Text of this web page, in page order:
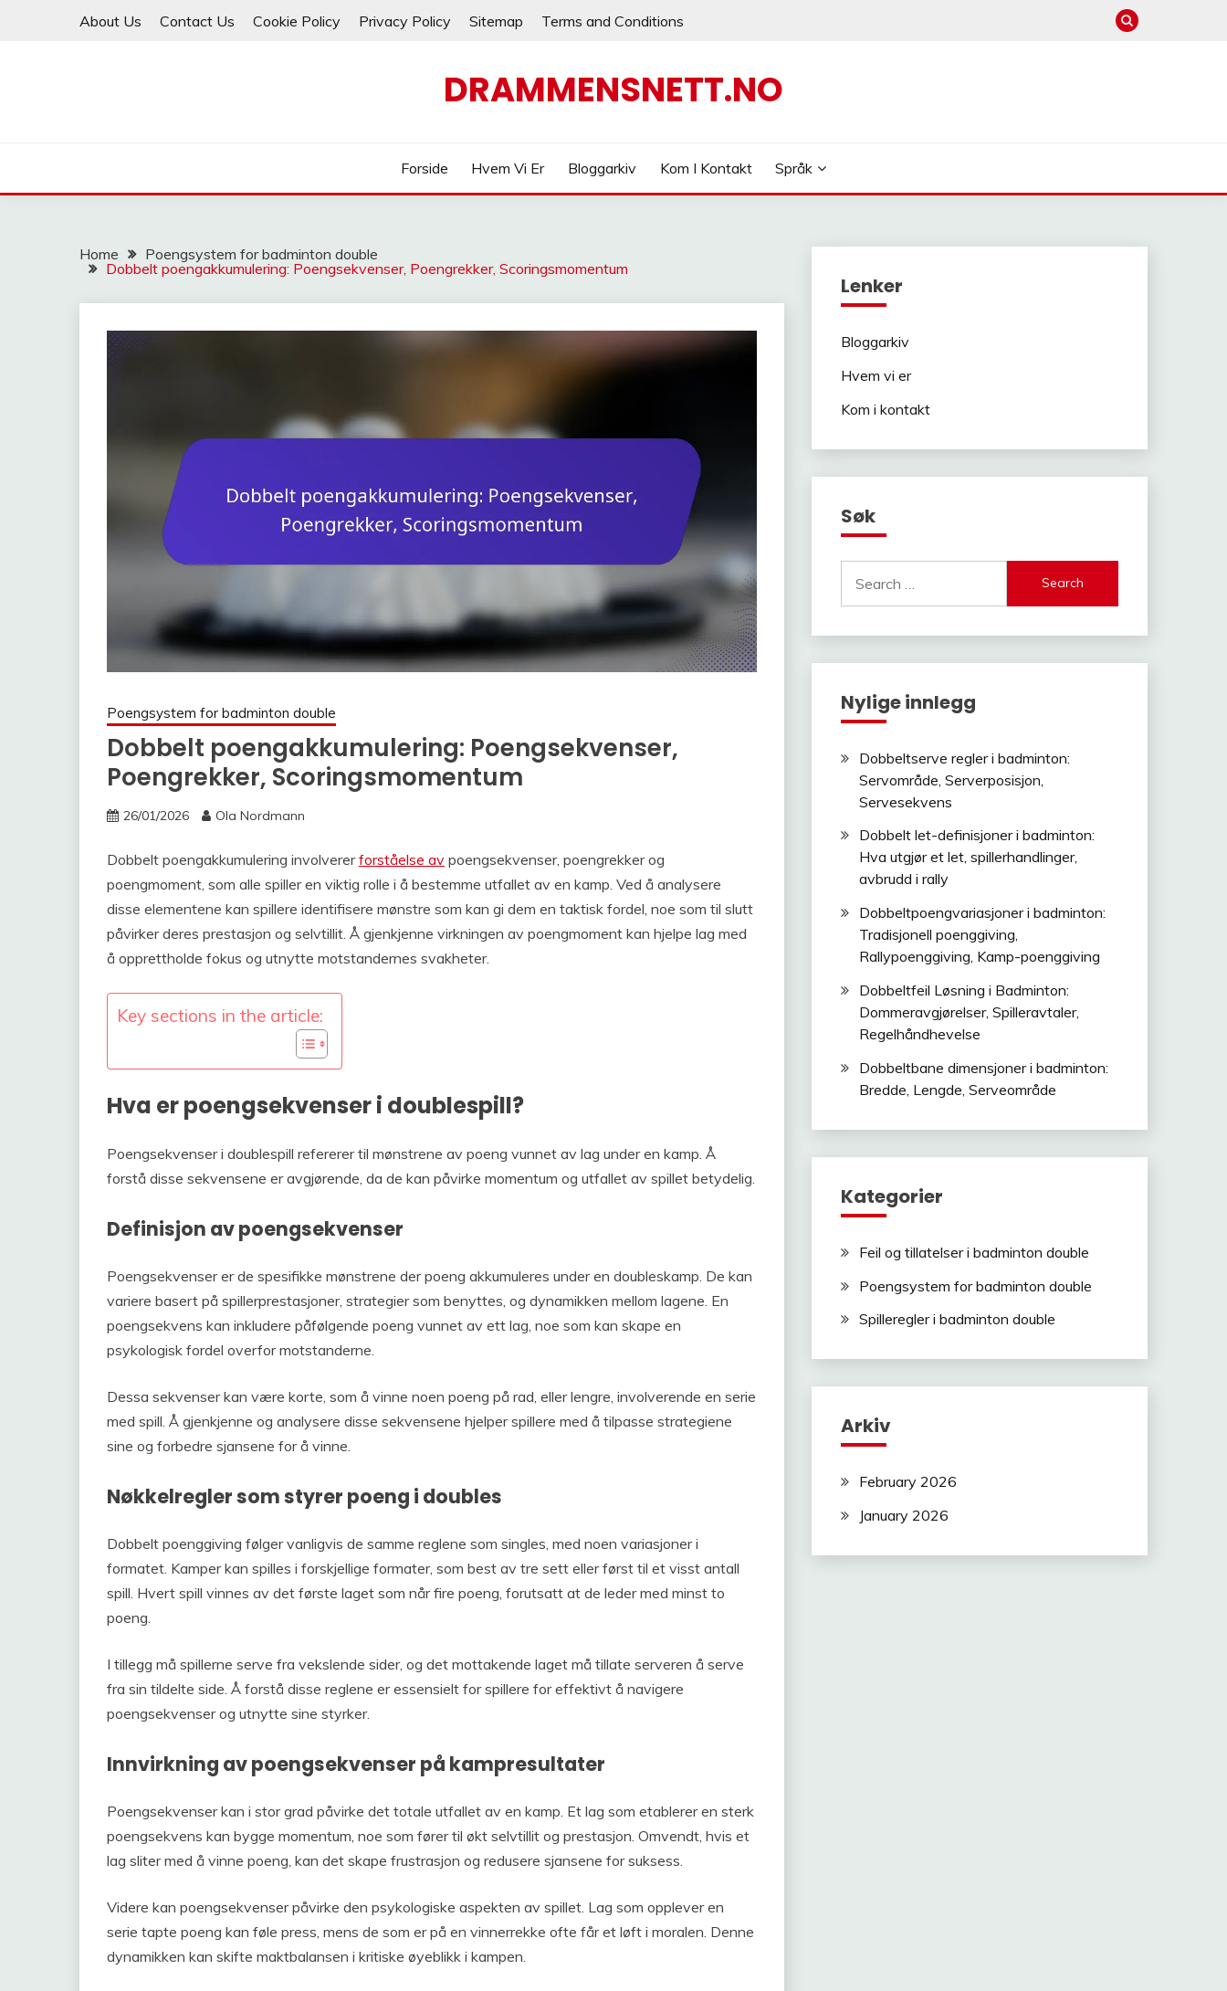
About Us Contact Us Cookie Policy Privacy Policy Sitemap Terms and Conditions
DRAMMENSNETT.NO
Forside Hvem Vi Er Bloggarkiv Kom I Kontakt Språk
Home
Poengsystem for badminton double
Dobbelt poengakkumulering: Poengsekvenser, Poengrekker, Scoringsmomentum
Poengsystem for badminton double
Dobbelt poengakkumulering: Poengsekvenser,
Poengrekker, Scoringsmomentum
26/01/2026 Ola Nordmann
Dobbelt poengakkumulering involvererforståelse av poengsekvenser, poengrekker og
poengmoment, som alle spiller en viktig rolle i å bestemme utfallet av en kamp. Ved å analysere
disse elementene kan spillere identifisere mønstre som kan gi dem en taktisk fordel, noe som til slutt
påvirker deres prestasjon og selvtillit. Å gjenkjenne virkningen av poengmoment kan hjelpe lag med
å opprettholde fokus og utnytte motstandernes svakheter.
Key sections in the article:
Hva er poengsekvenser i doublespill?
Poengsekvenser i doublespill refererer til mønstrene av poeng vunnet av lag under en kamp. Å
forstå disse sekvensene er avgjørende, da de kan påvirke momentum og utfallet av spillet betydelig.
Definisjon av poengsekvenser
Poengsekvenser er de spesifikke mønstrene der poeng akkumuleres under en doubleskamp. De kan
variere basert på spillerprestasjoner, strategier som benyttes, og dynamikken mellom lagene. En
poengsekvens kan inkludere påfølgende poeng vunnet av ett lag, noe som kan skape en
psykologisk fordel overfor motstanderne.
Dessa sekvenser kan være korte, som å vinne noen poeng på rad, eller lengre, involverende en serie
med spill. Å gjenkjenne og analysere disse sekvensene hjelper spillere med å tilpasse strategiene
sine og forbedre sjansene for å vinne.
Nøkkelregler som styrer poeng i doubles
Dobbelt poenggiving følger vanligvis de samme reglene som singles, med noen variasjoner i
formatet. Kamper kan spilles i forskjellige formater, som best av tre sett eller først til et visst antall
spill. Hvert spill vinnes av det første laget som når fire poeng, forutsatt at de leder med minst to
poeng.
I tillegg må spillerne serve fra vekslende sider, og det mottakende laget må tillate serveren å serve
fra sin tildelte side. Å forstå disse reglene er essensielt for spillere for effektivt å navigere
poengsekvenser og utnytte sine styrker.
Innvirkning av poengsekvenser på kampresultater
Poengsekvenser kan i stor grad påvirke det totale utfallet av en kamp. Et lag som etablerer en sterk
poengsekvens kan bygge momentum, noe som fører til økt selvtillit og prestasjon. Omvendt, hvis et
lag sliter med å vinne poeng, kan det skape frustrasjon og redusere sjansene for suksess.
Videre kan poengsekvenser påvirke den psykologiske aspekten av spillet. Lag som opplever en
serie tapte poeng kan føle press, mens de som er på en vinnerrekke ofte får et løft i moralen. Denne
dynamikken kan skifte maktbalansen i kritiske øyeblikk i kampen.
Lenker
Bloggarkiv
Hvem vi er
Kom i kontakt
Søk
for:
Nylige innlegg
Dobbeltserve regler i badminton:
Servområde, Serverposisjon,
Servesekvens
Dobbelt let-definisjoner i badminton:
Hva utgjør et let, spillerhandlinger,
avbrudd i rally
Dobbeltpoengvariasjoner i badminton:
Tradisjonell poenggiving,
Rallypoenggiving, Kamp-poenggiving
Dobbeltfeil Løsning i Badminton:
Dommeravgjørelser, Spilleravtaler,
Regelhåndhevelse
Dobbeltbane dimensjoner i badminton:
Bredde, Lengde, Serveområde
Kategorier
Feil og tillatelser i badminton double
Poengsystem for badminton double
Spilleregler i badminton double
Arkiv
February 2026
January 2026